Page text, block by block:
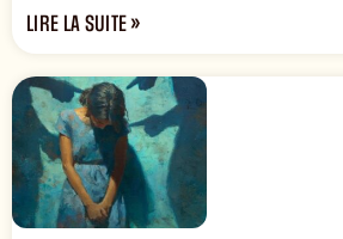
LIRE LA SUITE »